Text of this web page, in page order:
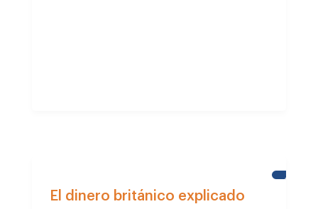
AYUDA
El dinero británico explicado